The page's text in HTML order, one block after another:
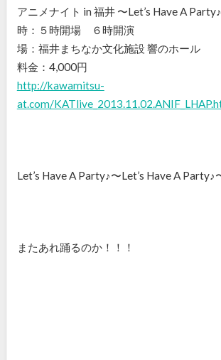
アニメナイト in 福井 〜Let’s Have A
時：５時開場 ６時開演
場：福井まちなか文化施設 響のホール
料金：4,000円
http://kawamitsu-
at.com/
Let’s Have A Party♪〜Let’s Have A Party♪
またあれ踊るのか！！！